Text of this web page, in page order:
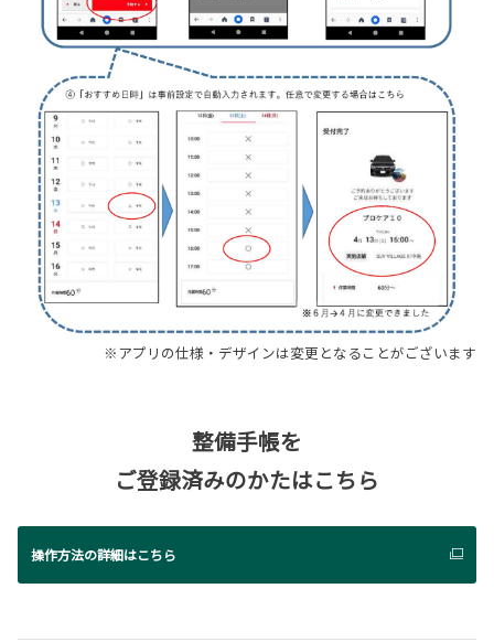
※アプリの仕様・デザインは変更となることがございます
整備手帳を
ご登録済みのかたはこちら
操作方法の詳細はこちら